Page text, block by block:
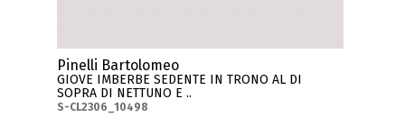
Pinelli Bartolomeo
GIOVE IMBERBE SEDENTE IN TRONO AL DI
SOPRA DI NETTUNO E ..
S-CL2306_10498